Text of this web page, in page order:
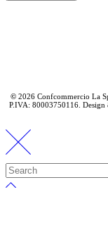
© 2026 Confcommercio La
P.IVA: 80003750116.